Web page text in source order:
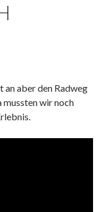
an aber den Radweg
mussten wir noch